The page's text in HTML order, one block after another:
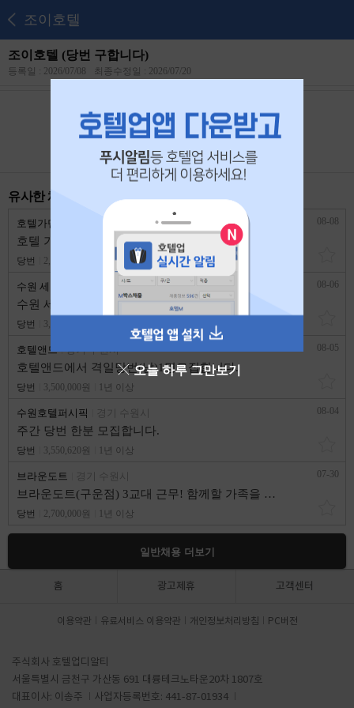
조이호텔
조이호텔 (당번 구합니다)
등록일 : 2026/07/08 최종수정일 : 2026/07/20
본 공고는2026년 07월 27일 에 마감되었습니다.
유사한 채용 리스트
호텔가덴
호텔 가덴 프런트 야간당직(당번) 모집
당번 2,800,000원 경력무관
08-08
수원 세인트호텔 경기 수원시
수원 세인트호텔에서 격일당번 모집 합니다
당번 3,600,000원
08-06
호텔앤드 경기 수원시
호텔앤드에서 격일당번(남)1명모집합니다.
당번 3,500,000원 1년 이상
08-05
수원호텔퍼시픽 경기 수원시
주간 당번 한분 모집합니다.
당번 3,550,620원 1년 이상
08-04
브라운도트 경기 수원시
브라운도트(구운점) 3교대 근무! 함께할 가족을 분들을 모집합니다!
당번 2,700,000원 1년 이상
07-30
일반채용 더보기
오늘 하루 그만보기
홈 광고제휴 고객센터
이용약관 유료서비스 이용약관 개인정보처리방침 PC버전
주식회사 호텔업디알티
서울특별시 금천구 가산동 691 대륭테크노타운20차 1807호
대표이사: 이송주
사업자등록번호: 441-87-01934